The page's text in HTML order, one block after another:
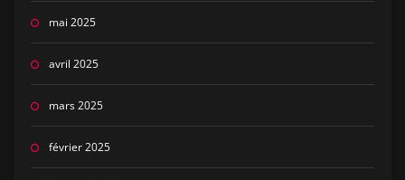
mai 2025
avril 2025
mars 2025
février 2025